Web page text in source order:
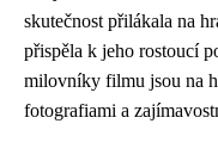
skutečnost přilákala na
přispěla k jeho rostoucí
milovníky filmu jsou na
fotografiami a